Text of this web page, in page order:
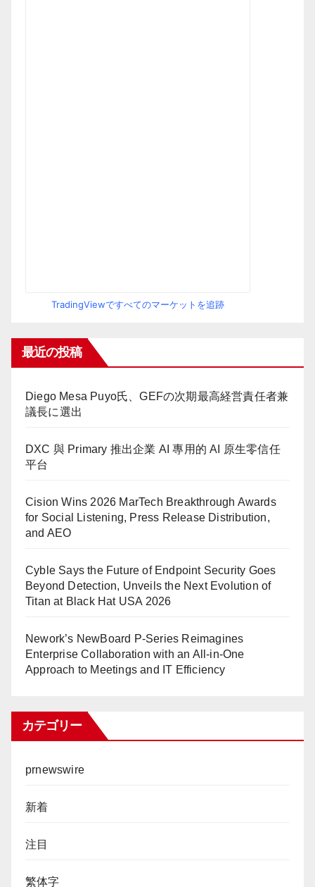
TradingViewですべてのマーケットを追跡
最近の投稿
Diego Mesa Puyo氏、GEFの次期最高経営責任者兼
議長に選出
DXC 與 Primary 推出企業 AI 專用的 AI 原生零信任
平台
Cision Wins 2026 MarTech Breakthrough Awards
for Social Listening, Press Release Distribution,
and AEO
Cyble Says the Future of Endpoint Security Goes
Beyond Detection, Unveils the Next Evolution of
Titan at Black Hat USA 2026
Nework’s NewBoard P-Series Reimagines
Enterprise Collaboration with an All-in-One
Approach to Meetings and IT Efficiency
カテゴリー
prnewswire
新着
注目
繁体字